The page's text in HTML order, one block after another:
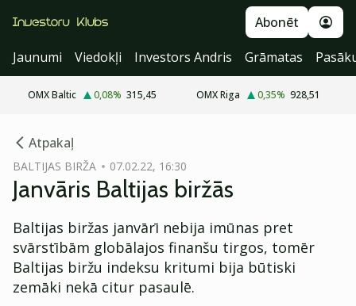
Abonēt
Jaunumi
Viedokļi Investors Andris Grāmatas
OMX Baltic 0,08% 315,45 OMX Riga 0,35% 928,51
Atpakaļ
BALTIJAS BIRŽA 07.02.22, 16:30
Janvāris Baltijas biržās
Baltijas biržas janvārī nebija imūnas pret
svārstībām globālajos finanšu tirgos, tomēr
Baltijas biržu indeksu kritumi bija būtiski
zemāki nekā citur pasaulē.